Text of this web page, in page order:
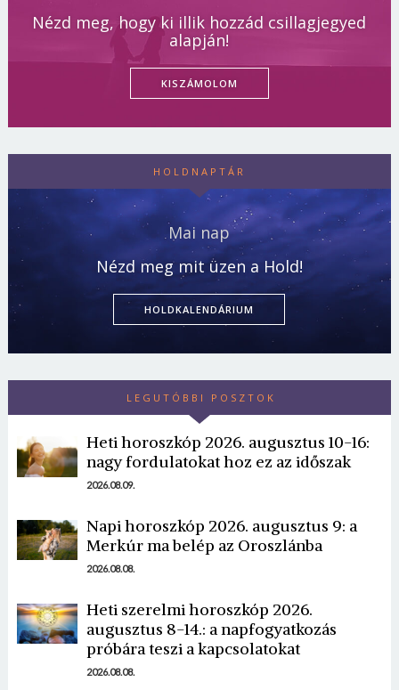
Nézd meg, hogy ki illik hozzád csillagjegyed
alapján!
KISZÁMOLOM
HOLDNAPTÁR
Mai nap
Nézd meg mit üzen a Hold!
HOLDKALENDÁRIUM
LEGUTÓBBI POSZTOK
Heti horoszkóp 2026. augusztus 10-16:
nagy fordulatokat hoz ez az időszak
2026.08.09.
Napi horoszkóp 2026. augusztus 9: a
Merkúr ma belép az Oroszlánba
2026.08.08.
Heti szerelmi horoszkóp 2026.
augusztus 8-14.: a napfogyatkozás
próbára teszi a kapcsolatokat
2026.08.08.
Borsonline bejelentkezés
E-mail cím vagy felhasználónév